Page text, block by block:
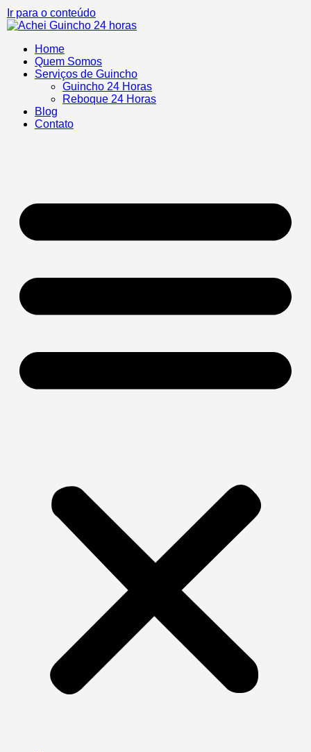
Ir para o conteúdo
Home
Quem Somos
Serviços de Guincho
Guincho 24 Horas
Reboque 24 Horas
Blog
Contato